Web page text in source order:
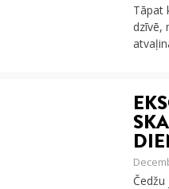
Tāpat
dzīvē,